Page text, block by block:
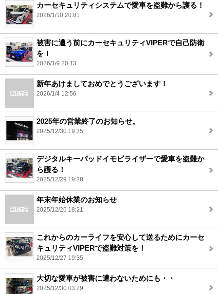
カーセキュリティシステムで愛車を盗難から護る！
2026/1/10 20:01
被害に遭う前にカーセキュリティVIPERで自己防衛
を！
2026/1/9 20:13
新年あけましておめでとうございます！
2026/1/4 12:56
2025年の営業終了のお知らせ。
2025/12/30 19:35
デジタルキーパッドイモビライザーで愛車を盗難か
ら護る！
2025/12/29 19:38
年末年始休業のお知らせ
2025/12/26 18:21
これからのカーライフを安心して送るためにカーセ
キュリティVIPERで盗難対策を！
2025/12/27 19:35
大切な愛車が被害に遭わないためにも・・
2025/12/30 03:29